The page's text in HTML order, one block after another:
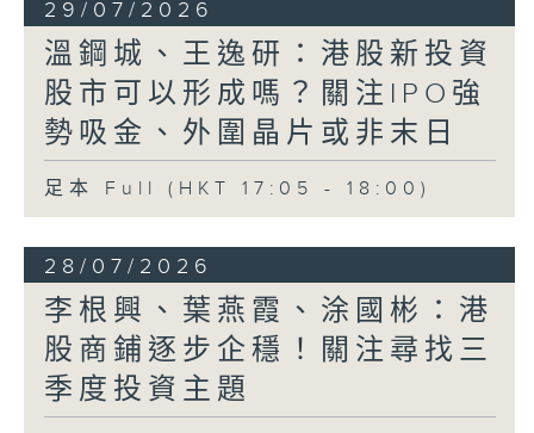
29/07/2026
溫鋼城、王逸研：港股新投資
股市可以形成嗎？關注IPO強
勢吸金、外圍晶片或非末日
足本 Full (HKT 17:05 - 18:00)
28/07/2026
李根興、葉燕霞、涂國彬：港
股商鋪逐步企穩！關注尋找三
季度投資主題